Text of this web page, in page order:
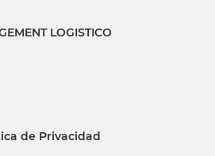
LOGISTICO
de Privacidad